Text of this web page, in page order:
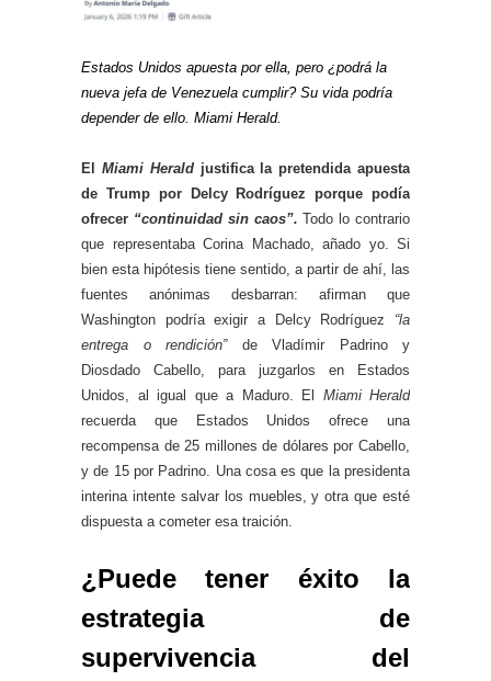
Estados Unidos apuesta por ella, pero ¿podrá la
nueva jefa de Venezuela cumplir? Su vida podría
depender de ello. Miami Herald.
El Miami Heraldjustifica la pretendida apuesta
de Trump por Delcy Rodríguez porque podía
ofrecer “continuidad sin caos”. Todo lo contrario
que representaba Corina Machado, añado yo. Si
bien esta hipótesis tiene sentido, a partir de ahí, las
fuentes anónimas desbarran: afirman que
Washington podría exigir a Delcy Rodríguez “la
entrega o rendición”de Vladímir Padrino y
Diosdado Cabello, para juzgarlos en Estados
Unidos, al igual que a Maduro. El Miami Herald
recuerda que Estados Unidos ofrece una
recompensa de 25 millones de dólares por Cabello,
y de 15 por Padrino. Una cosa es que la presidenta
interina intente salvar los muebles, y otra que esté
dispuesta a cometer esa traición.
¿Puede tener éxito la
estrategia de
supervivencia del